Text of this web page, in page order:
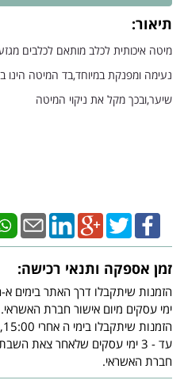
תיאור:
נעימה ומפנקת במיוחד,בד המיטה הינו
שיער,ובכך מקל את ניקוי המיטה
זמן אספקה ותנאי רכישה:
ימי עסקים מיום אישור חברת האשראי.
עד - 3 ימי עסקים שלאחר צאת
חברת האשראי.